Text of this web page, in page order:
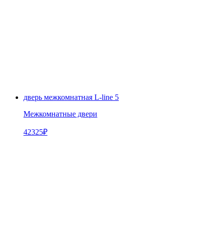
дверь межкомнатная L-line 5
Межкомнатные двери
42325₽